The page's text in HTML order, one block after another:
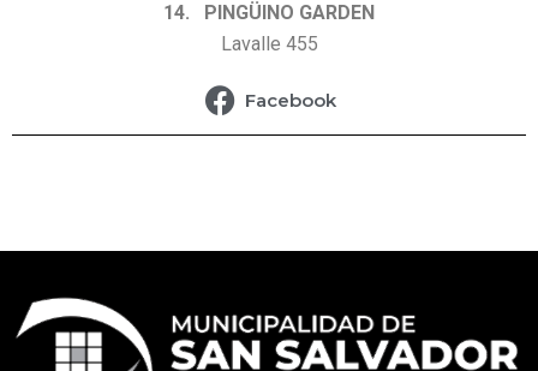
14. PINGÜINO GARDEN
Lavalle 455
Facebook